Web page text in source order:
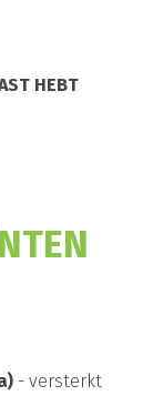
HEBT
- versterkt